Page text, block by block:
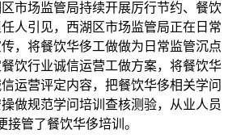
场监管局持续开展厉行节约、餐饮
人引见，西湖区市场监管局正在日常
，将餐饮华侈工做做为日常监管沉点
饮行业诚信运营工做方案，将餐饮华
运营评定内容，把餐饮华侈相关学问
做规范学问培训查核测验，从业人员
接管了餐饮华侈培训。